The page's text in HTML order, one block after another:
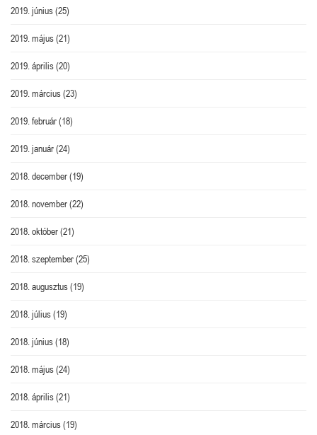
2019. június(25)
2019. május(21)
2019. április(20)
2019. március(23)
2019. február(18)
2019. január(24)
2018. december(19)
2018. november(22)
2018. október(21)
2018. szeptember(25)
2018. augusztus(19)
2018. július(19)
2018. június(18)
2018. május(24)
2018. április(21)
2018. március(19)